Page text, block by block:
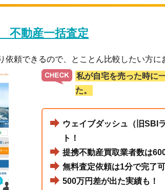
不動産一括査定
依頼できるので、とことん比較したい方に
私が自宅を売った時に
た。
ウェイブダッシュ（旧SBI
ト！
提携不動産買取業者数は
無料査定依頼は1分で完了可
500万円差が出た実績も！